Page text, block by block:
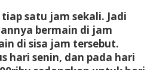
satu jam sekali. Jadi
bermain di jam
di sisa jam tersebut.
hari senin, dan pada hari